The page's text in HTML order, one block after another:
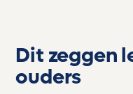
Dit zeggen
ouders